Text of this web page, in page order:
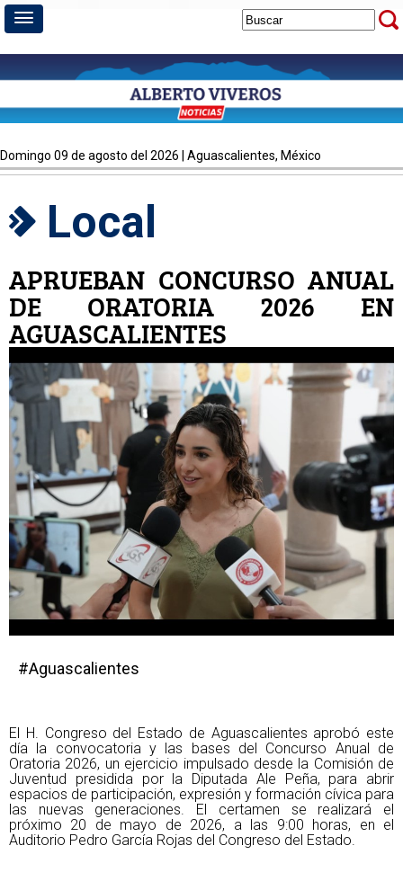
domingo 09 de agosto del 2026 | Aguascalientes, México
Local
APRUEBAN CONCURSO ANUAL
DE ORATORIA 2026 EN
AGUASCALIENTES
#Aguascalientes
El H. Congreso del Estado de Aguascalientes aprobó este
día la convocatoria y las bases del Concurso Anual de
Oratoria 2026, un ejercicio impulsado desde la Comisión de
Juventud presidida por la Diputada Ale Peña, para abrir
espacios de participación, expresión y formación cívica para
las nuevas generaciones. El certamen se realizará el
próximo 20 de mayo de 2026, a las 9:00 horas, en el
Auditorio Pedro García Rojas del Congreso del Estado.